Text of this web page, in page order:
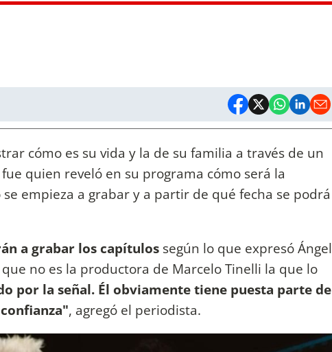
cómo es su vida y la de su familia a través de un
quien reveló en su programa cómo será la
empieza a grabar y a partir de qué fecha se podrá
a grabar los capítulos según lo que expresó Ángel
no es la productora de Marcelo Tinelli la que lo
por la señal. Él obviamente tiene puesta parte de
, agregó el periodista.